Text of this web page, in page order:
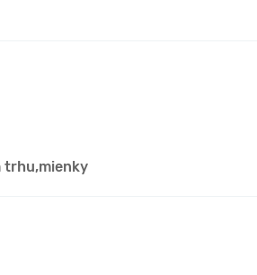
trhu,mienky